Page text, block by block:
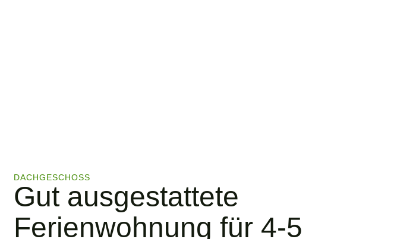
DACHGESCHOSS
Gut ausgestattete
Ferienwohnung für 4-5